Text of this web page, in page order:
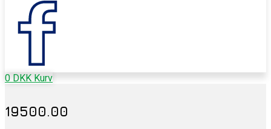
0 DKK Kurv
19500.00